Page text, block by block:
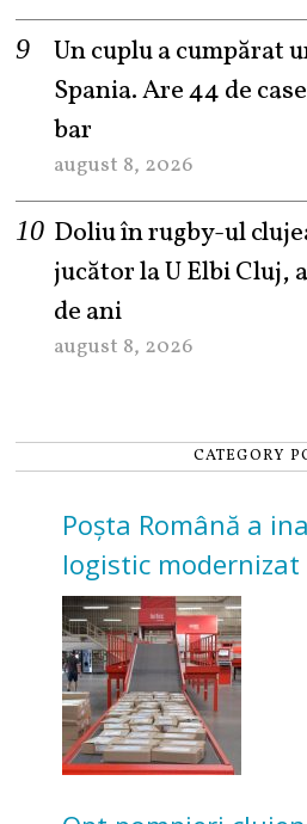
Un cuplu a cumpărat
Spania. Are 44 de
bar
august 8, 2026
Doliu în rugby-ul
jucător la U Elbi Cluj,
de ani
august 8, 2026
CATEGORY
Poșta Română a
logistic modernizat
Investiție de 3